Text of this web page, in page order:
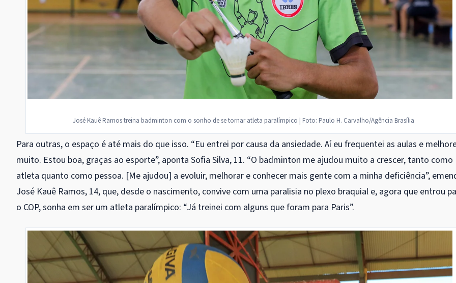
José Kauê Ramos treina badminton com o sonho de se tornar atleta paralímpico | Foto: Paulo H. Carvalho/Agência Brasília
Para outras, o espaço é até mais do que isso. “Eu entrei por causa da ansiedade. Aí eu frequentei as aulas e
muito. Estou boa, graças ao esporte”, aponta Sofia Silva, 11. “O badminton me ajudou muito a crescer, tanto como
atleta quanto como pessoa. [Me ajudou] a evoluir, melhorar e conhecer mais gente com a minha deficiência”,
José Kauê Ramos, 14, que, desde o nascimento, convive com uma paralisia no plexo braquial e, agora que entrou
o COP, sonha em ser um atleta paralímpico: “Já treinei com alguns que foram para Paris”.